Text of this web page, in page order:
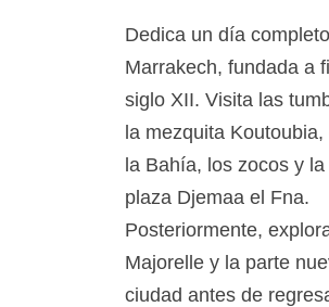
Dedica un día
Marrakech, fundada a
siglo XII. Visita las
la mezquita
la Bahía, los zocos y la
plaza Djemaa el Fna.
Posteriormente,
Majorelle y la parte
ciudad antes de